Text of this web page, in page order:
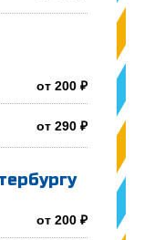
от 200 ₽
от 290 ₽
от 200 ₽